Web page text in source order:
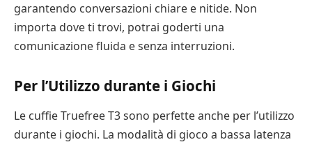
garantendo conversazioni chiare e nitide. Non
importa dove ti trovi, potrai goderti una
comunicazione fluida e senza interruzioni.
Per l’Utilizzo durante i Giochi
Le cuffie Truefree T3 sono perfette anche per l’utilizzo
durante i giochi. La modalità di gioco a bassa latenza